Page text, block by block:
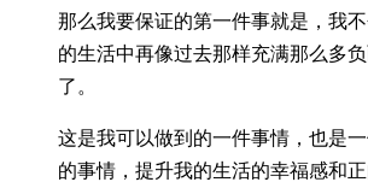
那么我要保证的第一件事就是，我
的生活中再像过去那样充满那么多
了。
这是我可以做到的一件事情，也是
的事情，提升我的生活的幸福感和